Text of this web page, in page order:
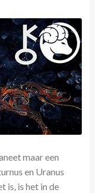
Meditatieve haiku’s
maar een
en Uranus
is, is het in de